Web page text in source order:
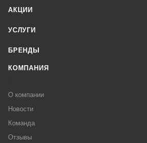
АКЦИИ
УСЛУГИ
БРЕНДЫ
КОМПАНИЯ
О компании
Новости
Команда
Отзывы